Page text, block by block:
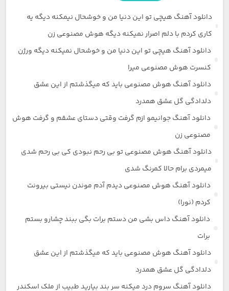
دانلود آهنگ هیچی تو این دنیا من و خوشحال نیمکنه دیگه یه
کاری کردم با دلم اصرار نمیکنه دیگه هوش مصنوعی زن
دانلود آهنگ هیچی تو این دنیا من و خوشحال نمیکنه دیگه ورژن
کنسرت هوش مصنوعی میرا
دانلود آهنگ هوش مصنوعی باید که میگذشتم از این عشق
دلدادگی گل عشق همدرد
دانلود آهنگ جوانیمو ازم گرفت وقتی دستای عشقم و گرفت هوش
مصنوعی زن
دانلود آهنگ هوش مصنوعی تو بی رحم نبودی کی بی رحم شدی
میمردی برام حالا کمرنگ شدی
دانلود آهنگ هوش مصنوعی دیدم آدم موندن نیستی بیرونت
کردم (نورا)
دانلود آهنگ داس بشی من دستم برات بگی ببند چشارو بستم
برات
دانلود آهنگ هوش مصنوعی باید که میگذشتم از این عشق
دلدادگی گل عشق همدرد
دانلود آهنگ سروم درد میکنه سر بند بیارید طبیب از ملک اسکندر